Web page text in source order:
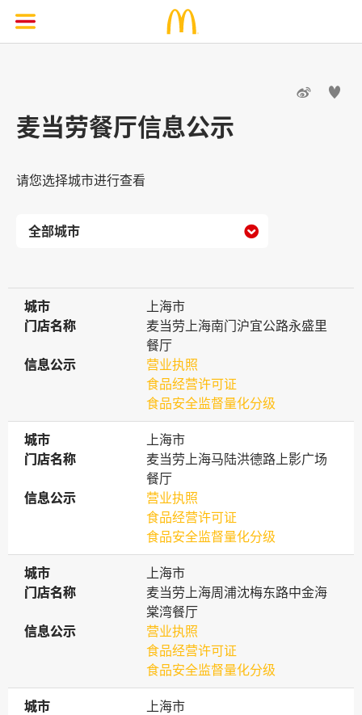
 
麦当劳餐厅信息公示
请您选择城市进行查看

城市
城市
上海市
门店名称
门店名称
麦当劳上海南门沪宜公路永盛里
餐厅
信息公示
信息公示
营业执照
食品经营许可证
食品安全监督量化分级
城市
城市
上海市
门店名称
门店名称
麦当劳上海马陆洪德路上影广场
餐厅
信息公示
信息公示
营业执照
食品经营许可证
食品安全监督量化分级
城市
城市
上海市
门店名称
门店名称
麦当劳上海周浦沈梅东路中金海
棠湾餐厅
信息公示
信息公示
营业执照
食品经营许可证
食品安全监督量化分级
城市
城市
上海市